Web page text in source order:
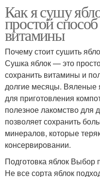
Как я сушу
простой
витамины
Почему стоит сушить
Сушка яблок — это
сохранить витамины и
долгие месяцы. Вяленые
для приготовления
полезное лакомство для
позволяет сохранить
минералов, которые
консервировании.
Подготовка яблок Выбор
Не все сорта яблок